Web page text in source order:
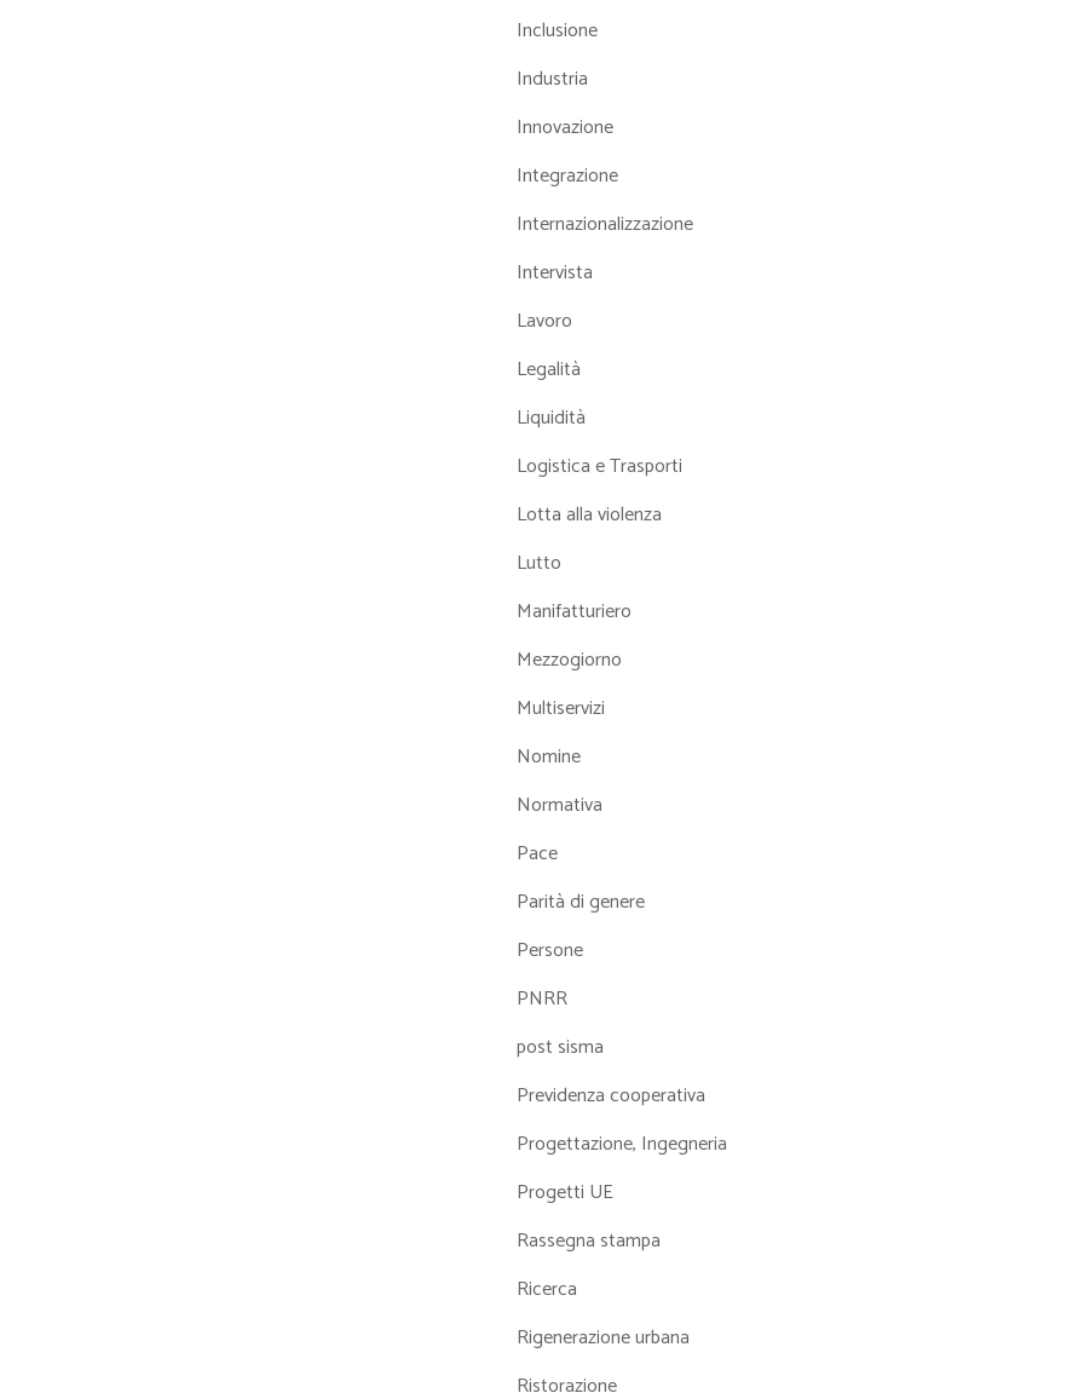
Inclusione
Industria
Innovazione
Integrazione
Internazionalizzazione
Intervista
Lavoro
Legalità
Liquidità
Logistica e Trasporti
Lotta alla violenza
Lutto
Manifatturiero
Mezzogiorno
Multiservizi
Nomine
Normativa
Pace
Parità di genere
Persone
PNRR
post sisma
Previdenza cooperativa
Progettazione, Ingegneria
Progetti UE
Rassegna stampa
Ricerca
Rigenerazione urbana
Ristorazione